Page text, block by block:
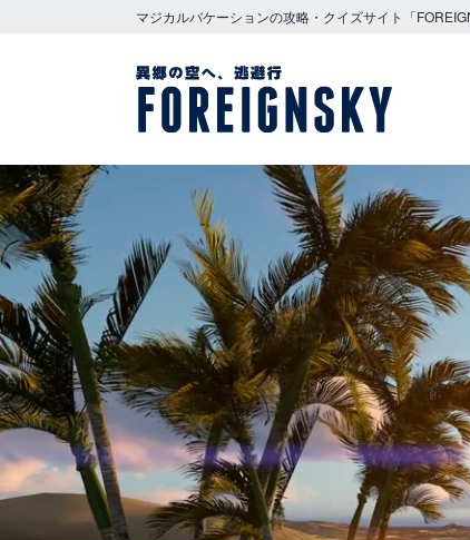
マジカルバケーションの攻略・クイズサイト「